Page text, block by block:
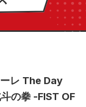
ーレ The Day
の拳 -FIST OF